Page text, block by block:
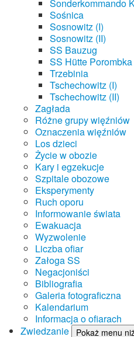
Sonderkommando
Sośnica
Sosnowitz (I)
Sosnowitz (II)
SS Bauzug
SS Hütte Porombka
Trzebinia
Tschechowitz (I)
Tschechowitz (II)
Zagłada
Różne grupy więźniów
Oznaczenia więźniów
Los dzieci
Życie w obozie
Kary i egzekucje
Szpitale obozowe
Eksperymenty
Ruch oporu
Informowanie świata
Ewakuacja
Wyzwolenie
Liczba ofiar
Załoga SS
Negacjoniści
Bibliografia
Galeria fotograficzna
Kalendarium
Informacja o ofiarach
Zwiedzanie
Pokaż menu